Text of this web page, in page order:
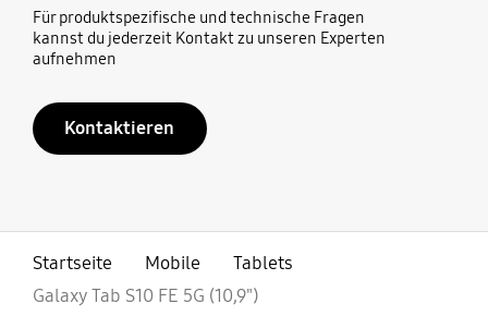
Für produktspezifische und technische Fragen
kannst du jederzeit Kontakt zu unseren Experten
aufnehmen
Kontaktieren
Startseite Mobile
Tablets
Galaxy Tab S10 FE 5G (10,9")